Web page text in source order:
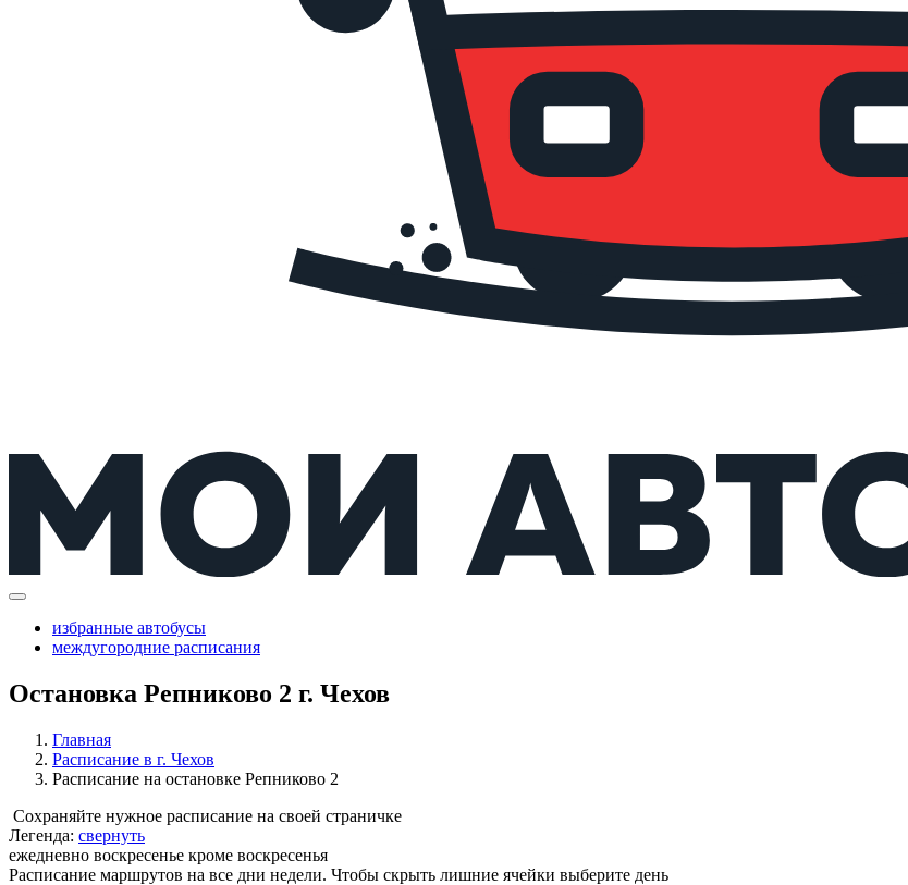
избранные автобусы
междугородние расписания
Остановка Репниково 2 г. Чехов
Главная
Расписание в г. Чехов
Расписание на остановке Репниково 2
Сохраняйте нужное расписание на своей страничке
Легенда: свернуть
ежедневно воскресенье кроме воскресенья
Расписание маршрутов на все дни недели. Чтобы скрыть лишние ячейки выберите день